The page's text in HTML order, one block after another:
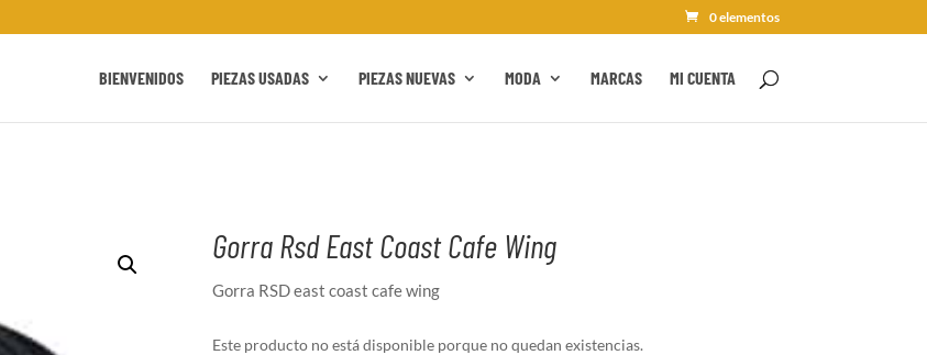
0 elementos
BIENVENIDOS PIEZAS USADAS PIEZAS NUEVAS MODA MARCAS MI CUENTA
Gorra Rsd East Coast Cafe Wing
Gorra RSD east coast cafe wing
Este producto no está disponible porque no quedan existencias.